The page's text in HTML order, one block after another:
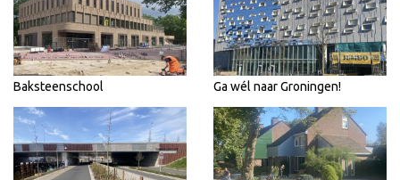
Baksteenschool Ga wél naar Groningen!